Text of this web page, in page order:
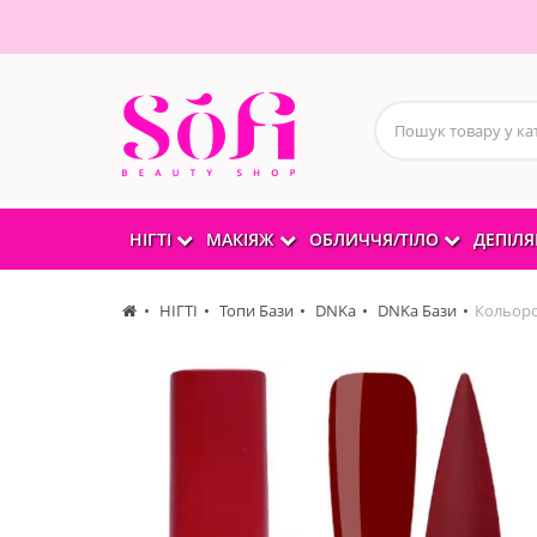
НІГТІ МАКІЯЖ ОБЛИЧЧЯ/ТІЛО
НІГТІ Топи Бази DNKa DNKa Бази